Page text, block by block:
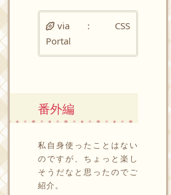
via : CSS
Portal
番外編
私自身使ったことはない
のですが、ちょっと楽し
そうだなと思ったのでご
紹介。